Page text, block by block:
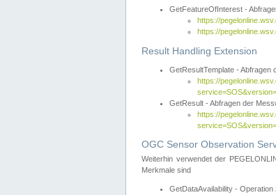
GetFeatureOfInterest -
https://
https://
Result Handling Extension
GetResultTemplate - Abfragen
https://
GetResult - Abfragen der
https://
OGC Sensor Observation
Weiterhin verwendet der
Merkmale sind
GetDataAvailability -